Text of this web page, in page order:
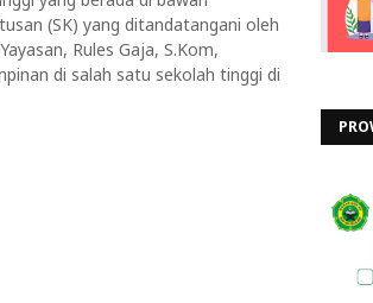
(SK) yang ditandatangani oleh
Rules Gaja, S.Kom,
di salah satu sekolah tinggi di